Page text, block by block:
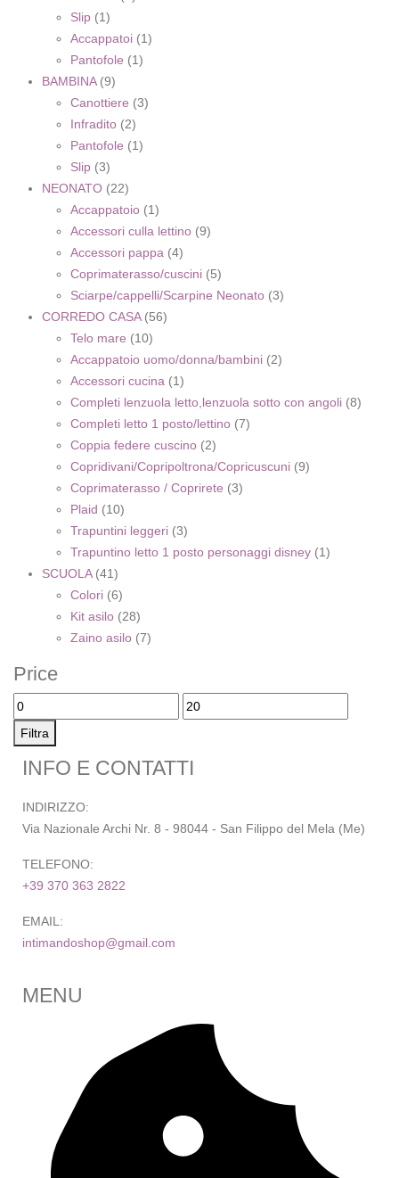
Slip (1)
Accappatoi (1)
Pantofole (1)
BAMBINA (9)
Canottiere (3)
Infradito (2)
Pantofole (1)
Slip (3)
NEONATO (22)
Accappatoio (1)
Accessori culla lettino (9)
Accessori pappa (4)
Coprimaterasso/cuscini (5)
Sciarpe/cappelli/Scarpine Neonato (3)
CORREDO CASA (56)
Telo mare (10)
Accappatoio uomo/donna/bambini (2)
Accessori cucina (1)
Completi lenzuola letto,lenzuola sotto con angoli (8)
Completi letto 1 posto/lettino (7)
Coppia federe cuscino (2)
Copridivani/Copripoltrona/Copricuscuni (9)
Coprimaterasso / Coprirete (3)
Plaid (10)
Trapuntini leggeri (3)
Trapuntino letto 1 posto personaggi disney (1)
SCUOLA (41)
Colori (6)
Kit asilo (28)
Zaino asilo (7)
Price
Filtra
INFO E CONTATTI
INDIRIZZO:
Via Nazionale Archi Nr. 8 - 98044 - San Filippo del Mela (Me)
TELEFONO:
+39 370 363 2822
EMAIL:
intimandoshop@gmail.com
MENU